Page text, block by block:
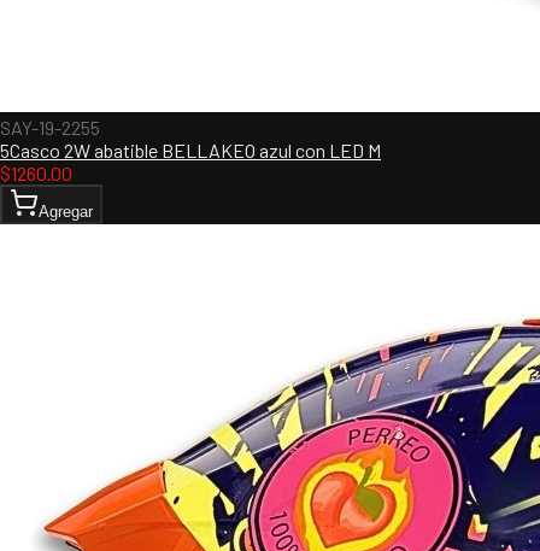
SAY-19-2255
5Casco 2W abatible BELLAKEO azul con LED M
$1260.00
Agregar